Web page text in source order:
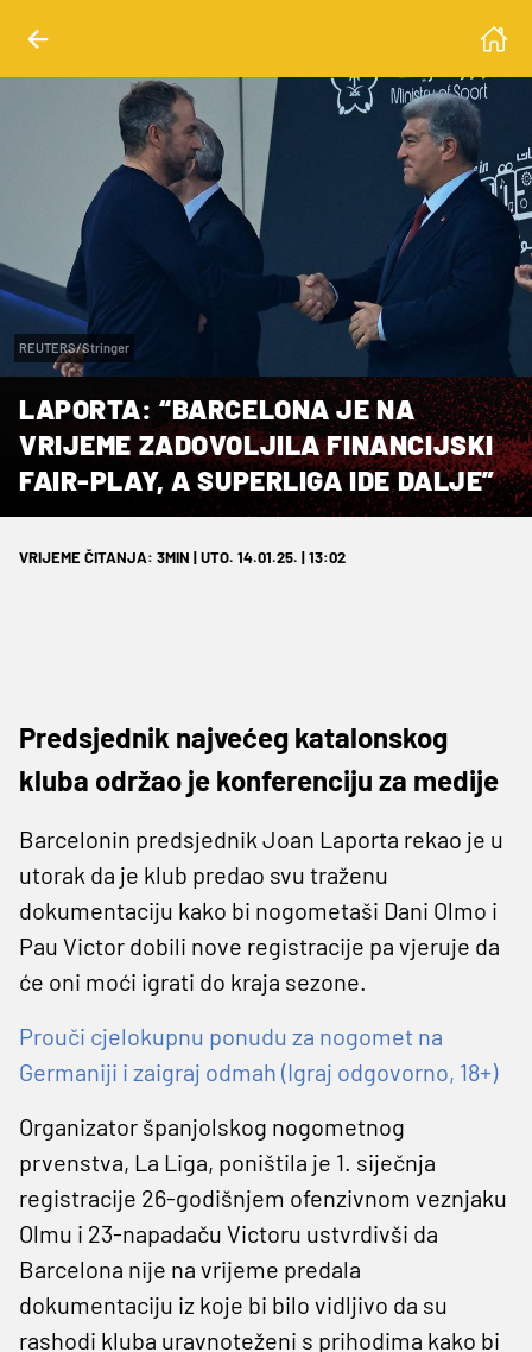
REUTERS/Stringer
LAPORTA: “BARCELONA JE NA
VRIJEME ZADOVOLJILA FINANCIJSKI
FAIR-PLAY, A SUPERLIGA IDE DALJE”
VRIJEME ČITANJA: 3MIN | UTO. 14.01.25. | 13:02
Predsjednik najvećeg katalonskog
kluba održao je konferenciju za medije
Barcelonin predsjednik Joan Laporta rekao je u
utorak da je klub predao svu traženu
dokumentaciju kako bi nogometaši Dani Olmo i
Pau Victor dobili nove registracije pa vjeruje da
će oni moći igrati do kraja sezone.
Prouči cjelokupnu ponudu za nogomet na
Germaniji i zaigraj odmah (Igraj odgovorno, 18+)
Organizator španjolskog nogometnog
prvenstva, La Liga, poništila je 1. siječnja
registracije 26-godišnjem ofenzivnom veznjaku
Olmu i 23-napadaču Victoru ustvrdivši da
Barcelona nije na vrijeme predala
dokumentaciju iz koje bi bilo vidljivo da su
rashodi kluba uravnoteženi s prihodima kako bi